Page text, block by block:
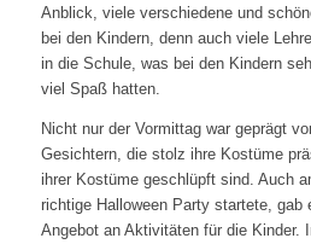
Anblick, viele verschiedene und
bei den Kindern, denn auch viele
in die Schule, was bei den Kindern
viel Spaß hatten.
Nicht nur der Vormittag war geprägt
Gesichtern, die stolz ihre Kostüme
ihrer Kostüme geschlüpft sind. Auch
richtige Halloween Party startete, gab
Angebot an Aktivitäten für die Kinder.